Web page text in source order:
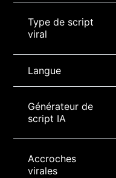
Type de script
viral
Langue
Générateur de
script IA
Accroches
virales